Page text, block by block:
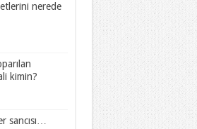
nerede
kimin?
sancısı…